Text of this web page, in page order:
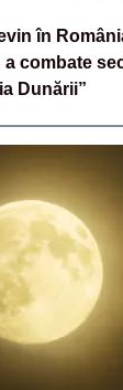
în
combate
Dunării”